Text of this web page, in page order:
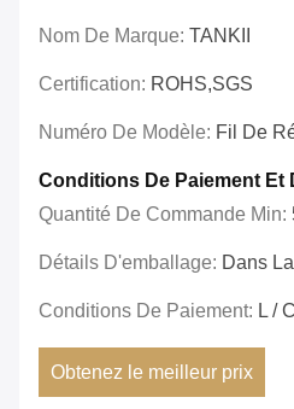
Nom De Marque: TANKII
Certification: ROHS,SGS
Numéro De Modèle: Fil De
Conditions De Paiement Et
Quantité De Commande Min:
Détails D'emballage: Dans
Conditions De Paiement: L /
Obtenez le meilleur prix